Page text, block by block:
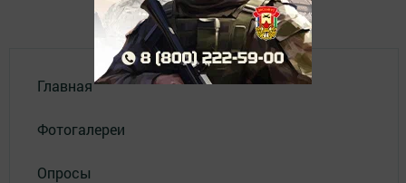
Главная
Фотогалереи
Опросы